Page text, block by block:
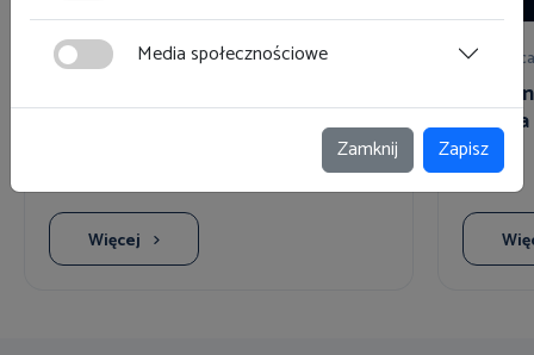
03 sierpnia 2026
zadbaj o swoje bezpieczeństwo
Więcej
31
Media społecznościowe
Zamknij Zapisz